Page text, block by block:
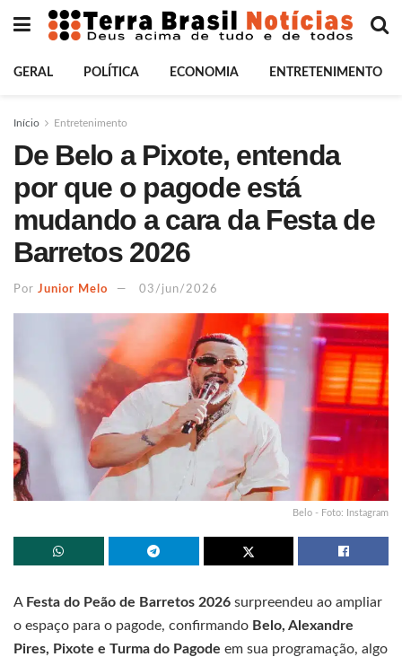
GERAL POLÍTICA ECONOMIA ENTRETENIMENTO
Início Entretenimento
De Belo a Pixote, entenda
por que o pagode está
mudando a cara da Festa de
Barretos 2026
Por Junior Melo 03/jun/2026
Belo - Foto: Instagram
A Festa do Peão de Barretos 2026 surpreendeu ao ampliar
o espaço para o pagode, confirmando Belo, Alexandre
Pires, Pixote e Turma do Pagode em sua programação, algo